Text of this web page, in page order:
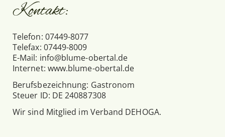
Kontakt:
Telefon: 07449-8077
Telefax: 07449-8009
E-Mail: info@blume-obertal.de
Internet: www.blume-obertal.de
Berufsbezeichnung: Gastronom
Steuer ID: DE 240887308
Wir sind Mitglied im Verband DEHOGA.